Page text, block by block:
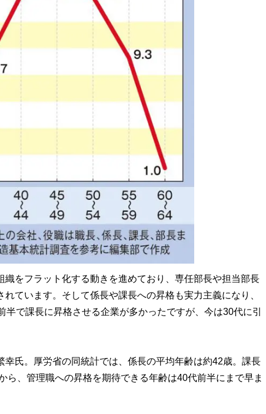
織をフラット化する動きを進めており、専任部長や担当部長
ています。そして係長や課長への昇格も実力主義になり、
で課長に昇格させる企業が多かったですが、今は30代に引
氏。厚労省の同統計では、係長の平均年齢は約42歳。課長
ら、管理職への昇格を期待できる年齢は40代前半にまで早ま